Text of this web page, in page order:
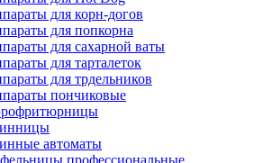
для корн-догов
для попкорна
для сахарной ваты
для тарталеток
для трдельников
пончиковые
автоматы
профессиональные